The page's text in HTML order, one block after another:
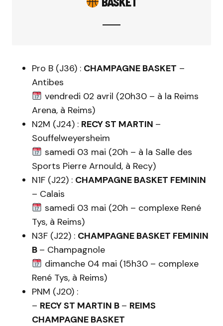
Pro B (J36) : CHAMPAGNE BASKET –
Antibes
vendredi 02 avril (20h30 – à la Reims
Arena, à Reims)
N2M (J24) : RECY ST MARTIN –
Souffelweyersheim
samedi 03 mai (20h – à la Salle des
Sports Pierre Arnould, à Recy)
N1F (J22) : CHAMPAGNE BASKET FEMININ
– Calais
samedi 03 mai (20h – complexe René
Tys, à Reims)
N3F (J22) : CHAMPAGNE BASKET FEMININ
B – Champagnole
dimanche 04 mai (15h30 – complexe
René Tys, à Reims)
PNM (J20) :
– RECY ST MARTIN B – REIMS
CHAMPAGNE BASKET